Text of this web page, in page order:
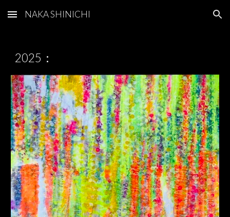
Skip to main content Skip to navigation
NAKA SHINICHI
2025：